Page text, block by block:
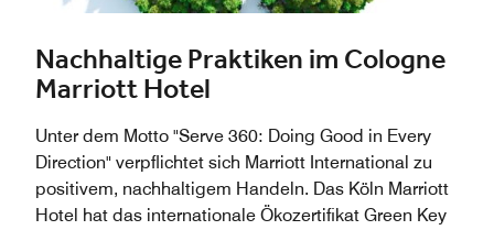
Nachhaltige Praktiken im Cologne
Marriott Hotel
Unter dem Motto "Serve 360: Doing Good in Every
Direction" verpflichtet sich Marriott International zu
positivem, nachhaltigem Handeln. Das Köln Marriott
Hotel hat das internationale Ökozertifikat Green Key